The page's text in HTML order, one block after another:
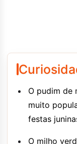
O pudim de
muito
festas
O milho